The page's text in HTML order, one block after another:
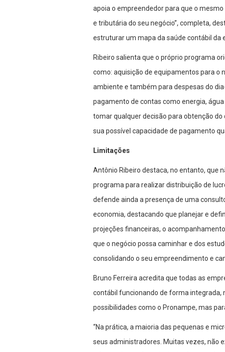
apoia o empreendedor para que o
e tributária do seu negócio”, completa,
estruturar um mapa da saúde contábil da
Ribeiro salienta que o próprio programa
como: aquisição de equipamentos para o
ambiente e também para despesas do
pagamento de contas como energia,
tomar qualquer decisão para obtenção
sua possível capacidade de pagamento
Limitações
Antônio Ribeiro destaca, no entanto, que
programa para realizar distribuição de
defende ainda a presença de uma
economia, destacando que planejar e
projeções financeiras, o
que o negócio possa caminhar e dos
consolidando o seu empreendimento e
Bruno Ferreira acredita que todas as
contábil funcionando de forma integrada,
possibilidades como o Pronampe, mas
“Na prática, a maioria das pequenas e
seus administradores. Muitas vezes, não